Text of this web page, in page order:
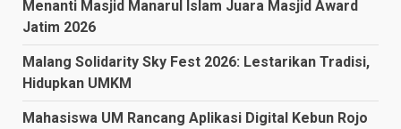
Menanti Masjid Manarul Islam Juara Masjid Award
Jatim 2026
Malang Solidarity Sky Fest 2026: Lestarikan Tradisi,
Hidupkan UMKM
Mahasiswa UM Rancang Aplikasi Digital Kebun Rojo